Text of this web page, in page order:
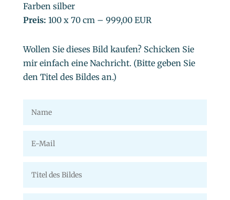
Farben silber
Preis: 100 x 70 cm – 999,00 EUR
Wollen Sie dieses Bild kaufen? Schicken Sie
mir einfach eine Nachricht. (Bitte geben Sie
den Titel des Bildes an.)